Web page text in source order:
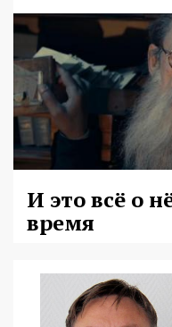
И это всё о
время